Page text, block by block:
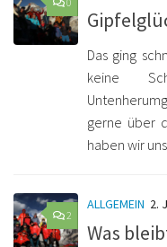
Das ging
keine
gerne über
haben wir
2
ALLGEMEIN 2.
Was